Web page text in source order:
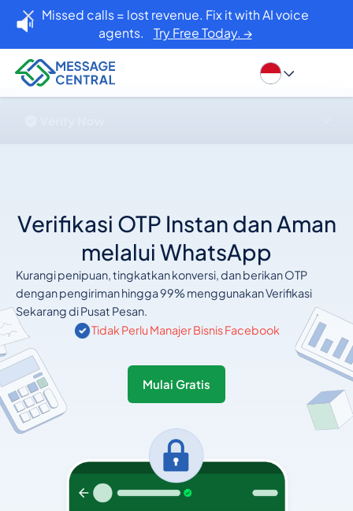
Missed calls = lost revenue. Fix it with AI voice
agents. Try Free Today. →
Verifikasi OTP Instan dan Aman
melalui WhatsApp
Kurangi penipuan, tingkatkan konversi, dan berikan OTP
dengan pengiriman hingga 99% menggunakan Verifikasi
Sekarang di Pusat Pesan.
Tidak Perlu Manajer Bisnis Facebook
Mulai Gratis